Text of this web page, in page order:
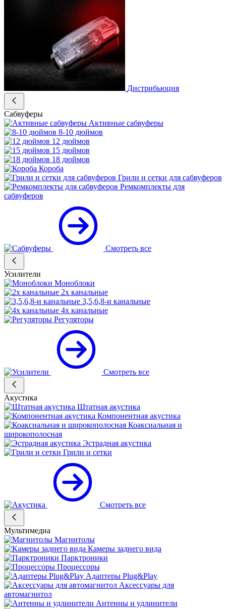
Дистрибьюция
Сабвуферы
Активные сабвуферы
8-10 дюймов
12 дюймов
15 дюймов
18 дюймов
Короба
Грили и сетки для сабвуферов
Ремкомплекты для
сабвуферов
Смотреть все
Усилители
Моноблоки
2х канальные
3,5,6,8-и канальные
4х канальные
Регуляторы
Смотреть все
Акустика
Штатная акустика
Компонентная акустика
Коаксиальная и
широкополосная
Эстрадная акустика
Грили и сетки
Смотреть все
Мультимедиа
Магнитолы
Камеры заднего вида
Парктроники
Процессоры
Адаптеры Plug&Play
Аксессуары для
автомагнитол
Антенны и удлинители